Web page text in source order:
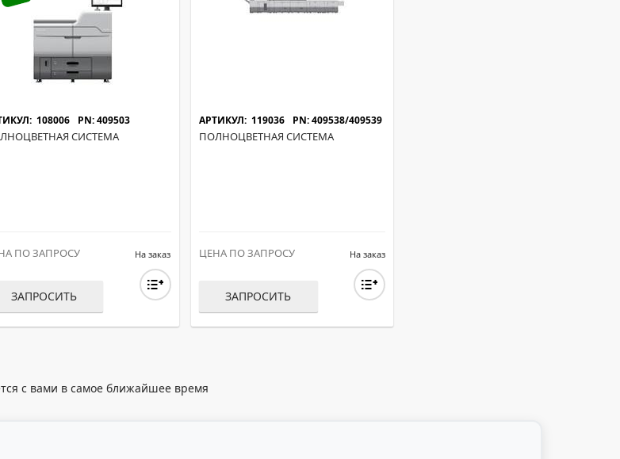
108006 PN: 409503
СИСТЕМА
ПО ЗАПРОСУ На заказ
ЗАПРОСИТЬ
АРТИКУЛ: 119036 PN: 409538/409539
ПОЛНОЦВЕТНАЯ СИСТЕМА
ЦЕНА ПО ЗАПРОСУ На заказ
ЗАПРОСИТЬ
с вами в самое ближайшее время